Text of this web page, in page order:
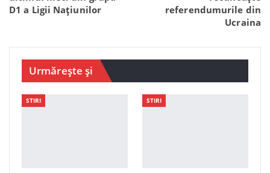
D1 a Ligii Națiunilor
referendumurile din
Ucraina
Urmărește și
STIRI STIRI